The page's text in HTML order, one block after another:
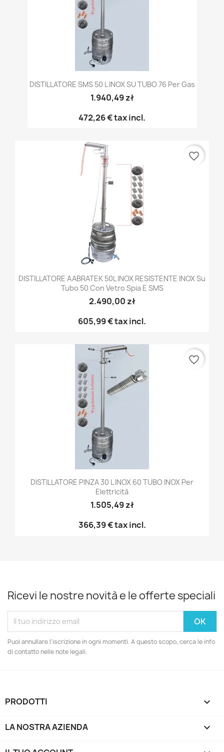
DISTILLATORE SMS 50 L INOX SU TUBO 76 Per Gas
1.940,49 zł
472,26 €tax incl.
DISTILLATORE AABRATEK 50L INOX RESISTENTE INOX Su
Tubo 50 Con Vetro Spia E SMS
2.490,00 zł
605,99 €tax incl.
favorite_border
DISTILLATORE PINZA 30 L INOX 60 TUBO INOX Per
Elettricità
1.505,49 zł
366,39 €tax incl.
favorite_border
Ricevi le nostre novità e le offerte speciali
Puoi annullare l'iscrizione in ogni momenti. A questo scopo, cerca le info
di contatto nelle note legali.
PRODOTTI 
LA NOSTRA AZIENDA 